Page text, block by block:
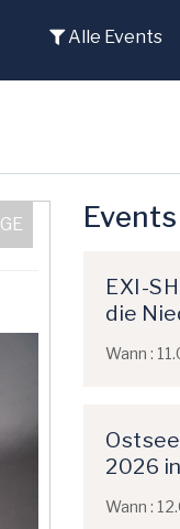
Alle Events
Events
EXI-
die
Wann :
2026
Wann :